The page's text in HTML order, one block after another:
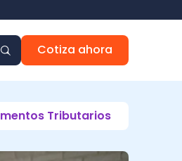
Cotiza ahora
Tributarios